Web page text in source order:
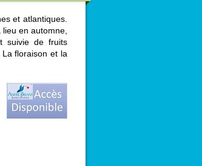
et atlantiques.
en automne,
suivie de fruits
floraison et la